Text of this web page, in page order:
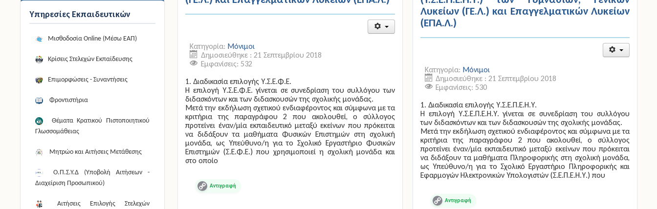
Υπηρεσίες Εκπαιδευτικών
Μισθοδοσία Online (Μέσω ΕΑΠ)
Κρίσεις Στελεχών Εκπαίδευσης
Επιμορφώσεις - Συναντήσεις
Φροντιστήρια
Θέματα Κρατικού Πιστοποιητικού
Γλωσσομάθειας
Μητρώο και Αιτήσεις Μετάθεσης
Ο.Π.Σ.Υ.Δ (Υποβολή Αιτήσεων -
Διαχείριση Προσωπικού)
Αιτήσεις Επιλογής Στελεχών
Κατηγορία: Μόνιμοι
Δημοσιεύθηκε : 21 Σεπτεμβρίου 2018
Εμφανίσεις: 532
1. Διαδικασία επιλογής Υ.Σ.Ε.Φ.Ε.
Η επιλογή Υ.Σ.Ε.Φ.Ε. γίνεται σε συνεδρίαση του συλλόγου των
διδασκόντων και των διδασκουσών της σχολικής μονάδας.
Μετά την εκδήλωση σχετικού ενδιαφέροντος και σύμφωνα με τα
κριτήρια της παραγράφου 2 που ακολουθεί, ο σύλλογος
προτείνει έναν/μία εκπαιδευτικό μεταξύ εκείνων που πρόκειται
να διδάξουν τα μαθήματα Φυσικών Επιστημών στη σχολική
μονάδα, ως Υπεύθυνο/η για το Σχολικό Εργαστήριο Φυσικών
Επιστημών (Σ.Ε.Φ.Ε.) που χρησιμοποιεί η σχολική μονάδα και
στο οποίο
Copy
Λυκείων (ΓΕ.Λ.) και Επαγγελματικών Λυκείων
(ΕΠΑ.Λ.)
Κατηγορία: Μόνιμοι
Δημοσιεύθηκε : 21 Σεπτεμβρίου 2018
Εμφανίσεις: 530
1. Διαδικασία επιλογής Υ.Σ.Ε.Π.Ε.Η.Υ.
Η επιλογή Υ.Σ.Ε.Π.Ε.Η.Υ. γίνεται σε συνεδρίαση του συλλόγου
των διδασκόντων και των διδασκουσών της σχολικής μονάδας.
Μετά την εκδήλωση σχετικού ενδιαφέροντος και σύμφωνα με τα
κριτήρια της παραγράφου 2 που ακολουθεί, o σύλλογος
προτείνει έναν/μία εκπαιδευτικό μεταξύ εκείνων που πρόκειται
να διδάξουν τα μαθήματα Πληροφορικής στη σχολική μονάδα,
ως Υπεύθυνο/η για το Σχολικό Εργαστήριο Πληροφορικής και
Εφαρμογών Ηλεκτρονικών Υπολογιστών (Σ.Ε.Π.Ε.Η.Υ.) που
Copy